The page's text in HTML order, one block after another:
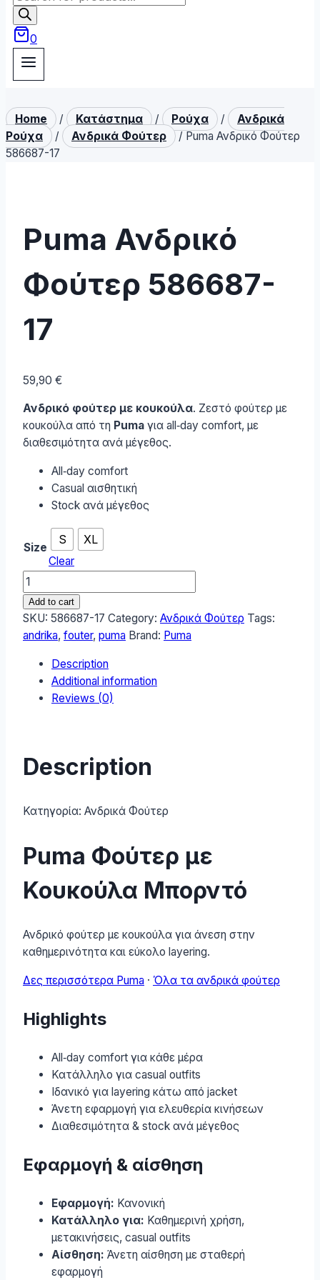
search
0
Home / Κατάστημα / Ρούχα /
Ανδρικά
Ρούχα
/ Ανδρικά Φούτερ / Puma Ανδρικό Φούτερ
586687-17
Puma Ανδρικό
Φούτερ 586687-
17
59,90 €
Ανδρικό φούτερ με κουκούλα. Ζεστό φούτερ με
κουκούλα από τη Puma για all‑day comfort, με
διαθεσιμότητα ανά μέγεθος.
All‑day comfort
Casual αισθητική
Stock ανά μέγεθος
Size
S XL
Clear
Puma
Ανδρικό
Φούτερ
586687-
quantity
Add to cart
SKU: 586687-17 Category: Ανδρικά Φούτερ Tags:
andrika, fouter, puma Brand: Puma
Description
Additional information
Reviews (0)
Description
Κατηγορία: Ανδρικά Φούτερ
Puma Φούτερ με
Κουκούλα Μπορντό
Ανδρικό φούτερ με κουκούλα για άνεση στην
καθημερινότητα και εύκολο layering.
Δες περισσότερα Puma · Όλα τα ανδρικά φούτερ
Highlights
All‑day comfort για κάθε μέρα
Κατάλληλο για casual outfits
Ιδανικό για layering κάτω από jacket
Άνετη εφαρμογή για ελευθερία κινήσεων
Διαθεσιμότητα & stock ανά μέγεθος
Εφαρμογή & αίσθηση
Εφαρμογή: Κανονική
Κατάλληλο για: Καθημερινή χρήση,
μετακινήσεις, casual outfits
Αίσθηση: Άνετη αίσθηση με σταθερή
εφαρμογή